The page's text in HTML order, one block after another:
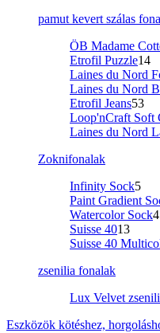
pamut kevert szálas
ÖB Madame
Etrofil Puzzle14
Laines du Nord
Laines du Nord
Etrofil Jeans53
Loop'nCraft Soft
Laines du Nord
Zoknifonalak
Infinity Sock5
Paint Gradient
Watercolor Sock4
Suisse 4013
Suisse 40
zsenilia fonalak
Lux Velvet
Eszközök kötéshez,